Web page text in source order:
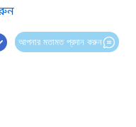
আপনার মতামত প্রদান করুন